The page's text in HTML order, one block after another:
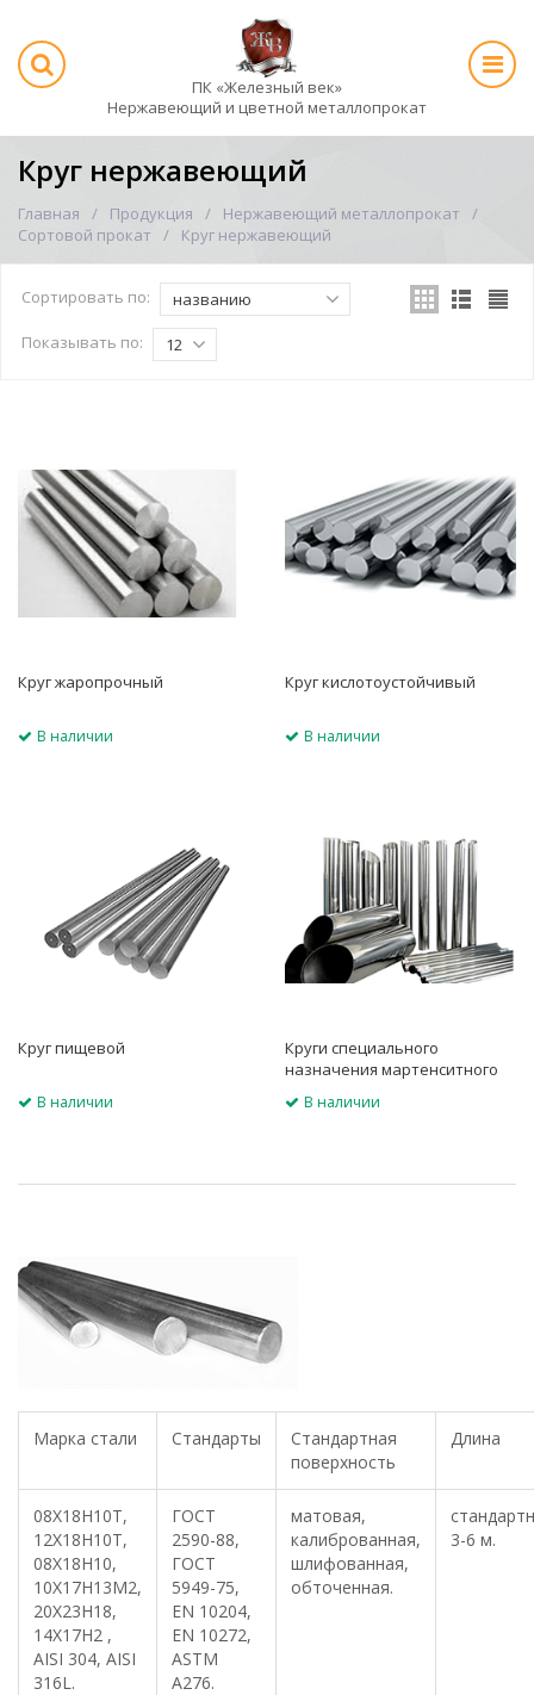
ПК «Железный век»
Нержавеющий и цветной металлопрокат
Круг нержавеющий
Главная Продукция
Нержавеющий металлопрокат
Сортовой прокат
Круг нержавеющий
Сортировать по: названию
Показывать по: 12
Круг жаропрочный
В наличии
Круг кислотоустойчивый
В наличии
Круг пищевой
В наличии
Круги специального
назначения мартенситного
В наличии
Марка стали Стандарты
Стандартная
поверхность
Длина
08Х18Н10Т,
12Х18Н10Т,
08Х18Н10,
10Х17Н13М2,
20Х23Н18,
14Х17Н2 ,
AISI 304, AISI
316L.
ГОСТ
2590-88,
ГОСТ
5949-75,
EN 10204,
EN 10272,
ASTM
A276.
матовая,
калиброванная,
шлифованная,
обточенная.
3-6 м.